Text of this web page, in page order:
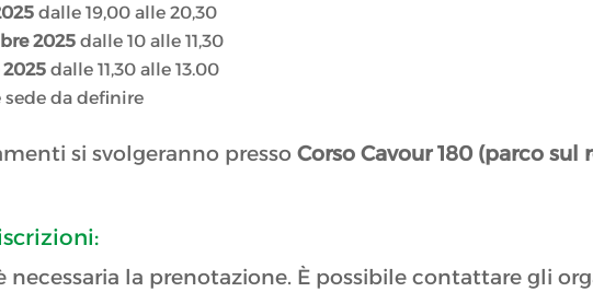
dalle 19,00 alle 20,30
2025dalle 10 alle 11,30
2025dalle 11,30 alle 13.00
da definire
si svolgeranno pressoCorso Cavour 180 (parco sul
necessaria la prenotazione. È possibile contattare gli